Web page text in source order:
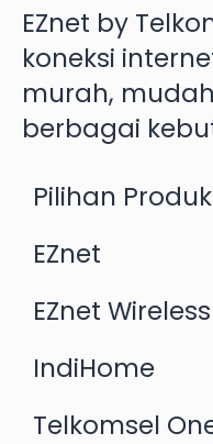
EZnet by
koneksi
murah,
berbagai
Pilihan Produk
EZnet
EZnet Wireless
IndiHome
Telkomsel